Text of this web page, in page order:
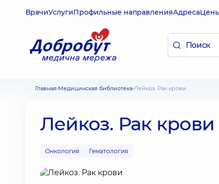
ВрачиУслугиПрофильные направленияАдреса
Главная Медицинская библиотека Лейкоз. Рак крови
Лейкоз. Рак крови
Онкология Гематология